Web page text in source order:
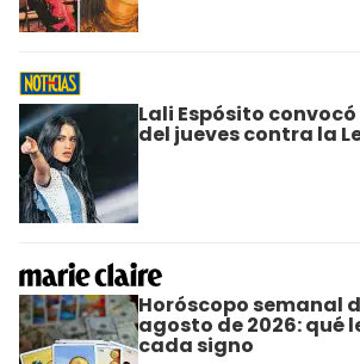
Lali Espósito
del jueves contra la
Horóscopo semanal
agosto de 2026: qué
cada signo